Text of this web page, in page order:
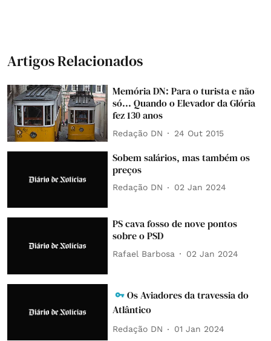
Artigos Relacionados
Memória DN: Para o turista e não
só... Quando o Elevador da Glória
fez 130 anos
Redação DN 24 Out 2015
Sobem salários, mas também os
preços
Redação DN 02 Jan 2024
PS cava fosso de nove pontos
sobre o PSD
Rafael Barbosa 02 Jan 2024
Os Aviadores da travessia do
Atlântico
Redação DN 01 Jan 2024